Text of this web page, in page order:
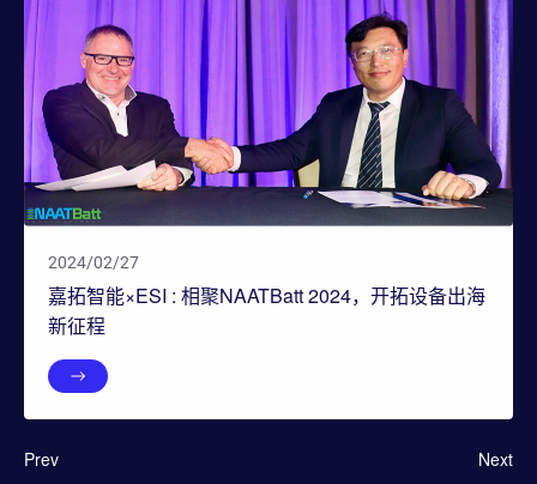
2024/02/27
嘉拓智能×ESI : 相聚NAATBatt 2024，开拓设备出海
新征程
Prev Next